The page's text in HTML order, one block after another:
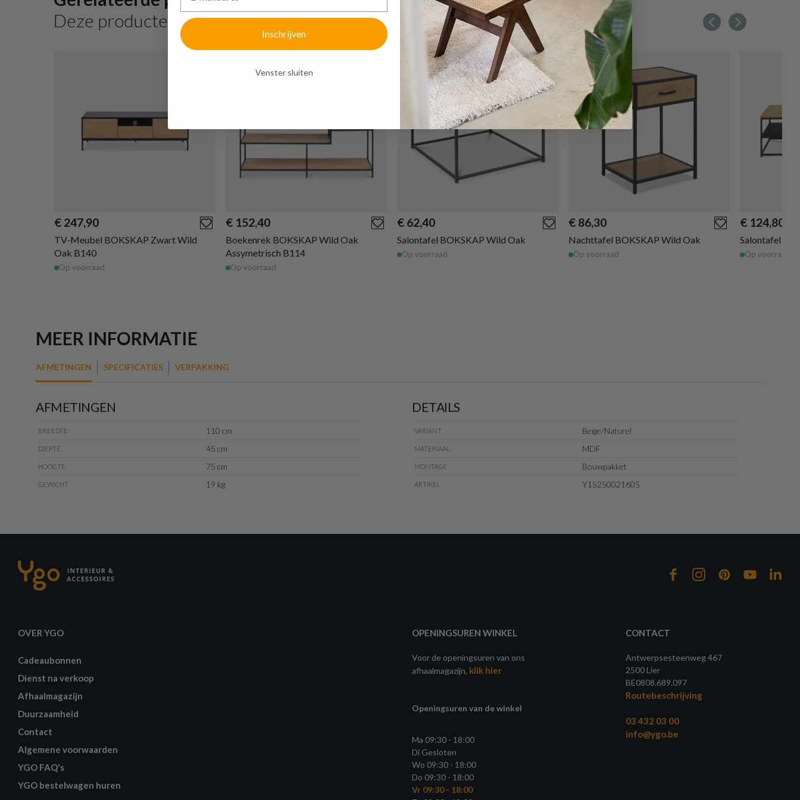
Deze producten passen goed samen!
€ 247,90
TV-Meubel BOKSKAP Zwart Wild
Oak B140
Op voorraad
€ 152,40
Boekenrek BOKSKAP Wild Oak
Assymetrisch B114
Op voorraad
€ 62,40
Salontafel BOKSKAP Wild Oak
Op voorraad
€ 86,30
Nachttafel BOKSKAP Wild Oak
Op voorraad
€ 124,80
Salontafel
Op voorraad
MEER INFORMATIE
AFMETINGEN SPECIFICATIES VERPAKKING
AFMETINGEN
BREEDTE 110 cm
DIEPTE 45 cm
HOOGTE 75 cm
GEWICHT 19 kg
DETAILS
VARIANT Beige/Naturel
MATERIAAL MDF
MONTAGE Bouwpakket
ARTIKEL Y15250021605
of verder winkelen
OVER YGO
Cadeaubonnen
Dienst na verkoop
Afhaalmagazijn
Duurzaamheid
Contact
Algemene voorwaarden
YGO FAQ's
YGO bestelwagen huren
OPENINGSUREN WINKEL
Voor de openingsuren van ons
afhaalmagazijn, klik hier
Openingsuren van de winkel
Ma 09:30 - 18:00
Di Gesloten
Wo 09:30 - 18:00
Do 09:30 - 18:00
Vr 09:30 - 18:00
CONTACT
Antwerpsesteenweg 467
2500 Lier
BE0808.689.097
Routebeschrijving
03 432 03 00
info@ygo.be
Inschrijven
Venster sluiten